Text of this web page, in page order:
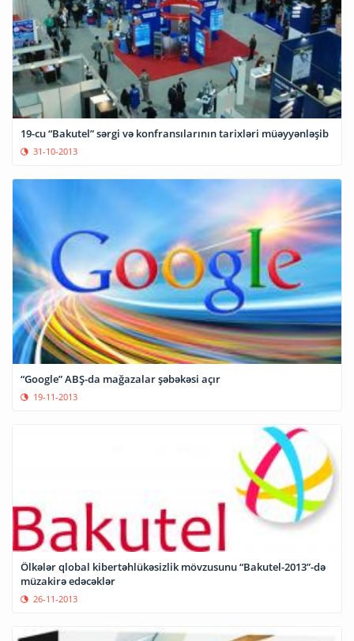
19-cu “Bakutel” sərgi və konfransılarının tarixləri müəyyənləşib
31-10-2013
“Google” ABŞ-da mağazalar şəbəkəsi açır
19-11-2013
Ölkələr qlobal kibertəhlükəsizlik mövzusunu “Bakutel-2013”-də
müzakirə edəcəklər
26-11-2013